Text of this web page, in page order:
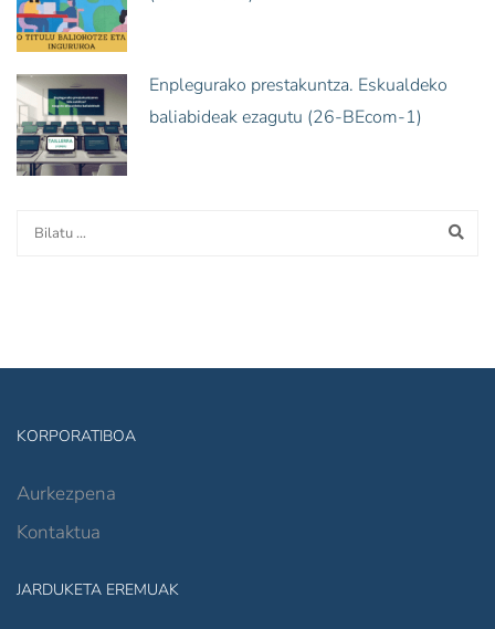
Enplegurako prestakuntza. Eskualdeko
baliabideak ezagutu (26-BEcom-1)
KORPORATIBOA
Aurkezpena
Kontaktua
JARDUKETA EREMUAK